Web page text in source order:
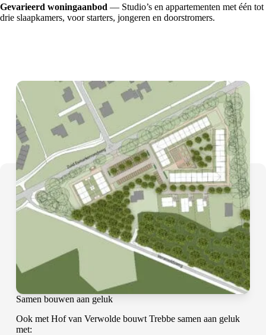
Gevarieerd woningaanbod — Studio’s en appartementen met één tot
drie slaapkamers, voor starters, jongeren en doorstromers.
Samen bouwen aan geluk
Ook met Hof van Verwolde bouwt Trebbe samen aan geluk
met: